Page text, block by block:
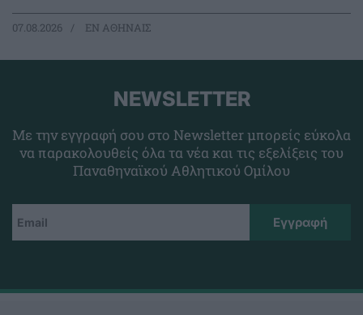
07.08.2026 EΝ ΑΘΗΝΑΙΣ
NEWSLETTER
Με την εγγραφή σου στο Newsletter μπορείς εύκολα
να παρακολουθείς όλα τα νέα και τις εξελίξεις του
Παναθηναϊκού Αθλητικού Ομίλου